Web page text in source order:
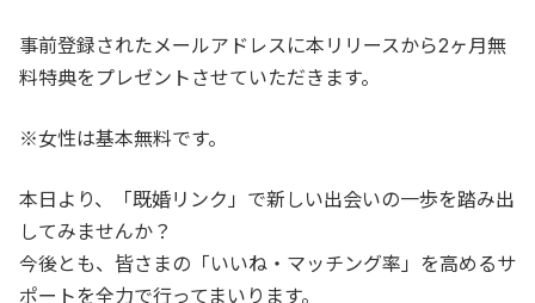
事前登録されたメールアドレスに本リリースから2ヶ月無
料特典をプレゼントさせていただきます。
※女性は基本無料です。
本日より、「既婚リンク」で新しい出会いの一歩を踏み出
してみませんか？
今後とも、皆さまの「いいね・マッチング率」を高めるサ
ポートを全力で行ってまいります。